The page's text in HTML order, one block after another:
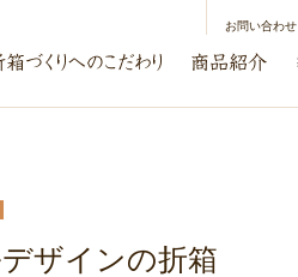
お問い合わせ
ザインの折箱